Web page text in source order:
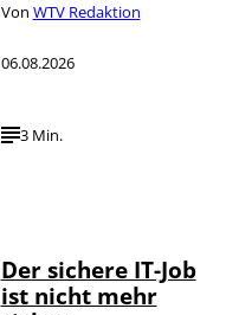
Von WTV Redaktion
06.08.2026
3 Min.
Der sichere IT-Job
ist nicht mehr